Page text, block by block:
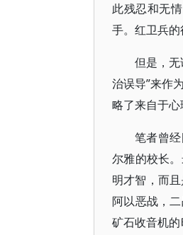
此残忍和无
手。红卫兵
但是，
治误导”来作
略了来自于心
笔者曾
尔雅的校长
明才智，而
阿以恶战，
矿石收音机